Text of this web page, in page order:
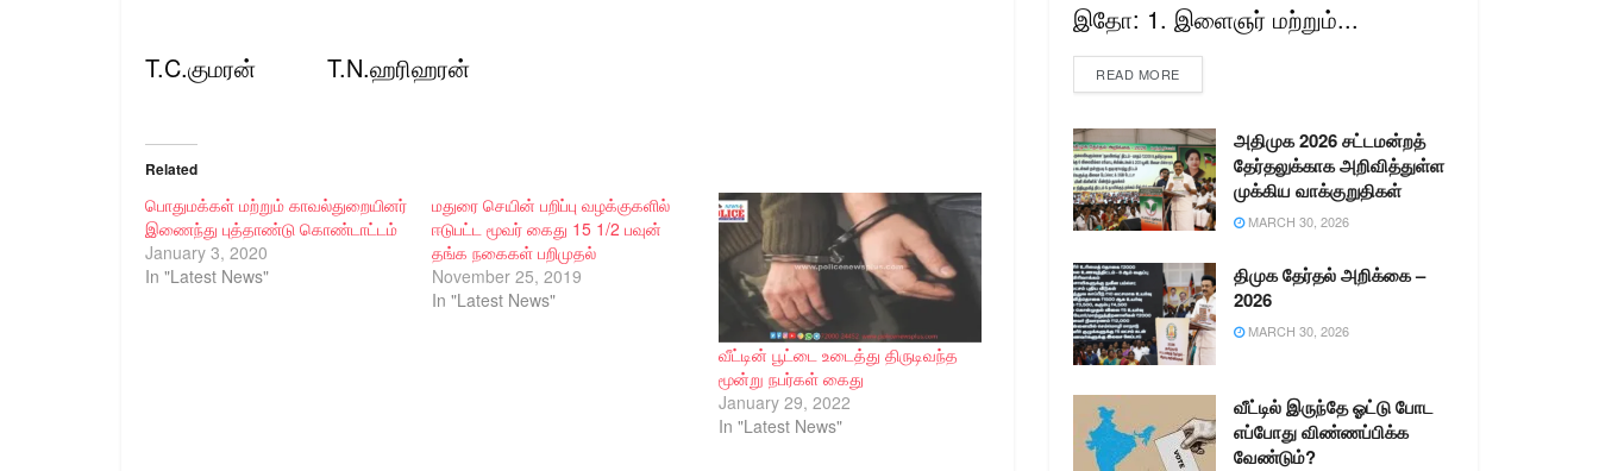
T.C.குமரன் T.N.ஹரிஹரன்
Related
பொதுமக்கள் மற்றும் காவல்துறையினர்
இணைந்து புத்தாண்டு கொண்டாட்டம்
January 3, 2020
In "Latest News"
மதுரை செயின் பறிப்பு வழக்குகளில்
ஈடுபட்ட மூவர் கைது 15 1/2 பவுன்
தங்க நகைகள் பறிமுதல்
November 25, 2019
In "Latest News"
வீட்டின் பூட்டை உடைத்து திருடிவந்த
மூன்று நபர்கள் கைது
January 29, 2022
In "Latest News"
இதோ: 1. இளைஞர் மற்றும்...
READ MORE
அதிமுக 2026 சட்டமன்றத்
தேர்தலுக்காக அறிவித்துள்ள
முக்கிய வாக்குறுதிகள்
MARCH 30, 2026
திமுக தேர்தல் அறிக்கை –
2026
MARCH 30, 2026
வீட்டில் இருந்தே ஓட்டு போட
எப்போது விண்ணப்பிக்க
வேண்டும்?